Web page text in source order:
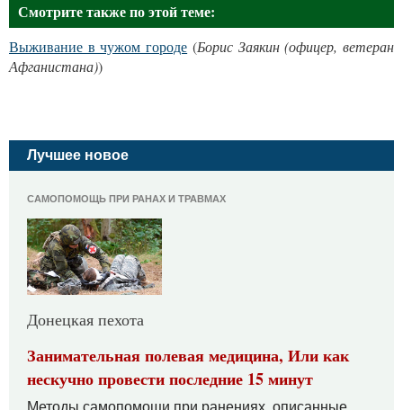
Смотрите также по этой теме:
Выживание в чужом городе (Борис Заякин (офицер, ветеран
Афганистана))
Лучшее новое
САМОПОМОЩЬ ПРИ РАНАХ И ТРАВМАХ
Донецкая пехота
Занимательная полевая медицина, Или как
нескучно провести последние 15 минут
Методы самопомощи при ранениях, описанные